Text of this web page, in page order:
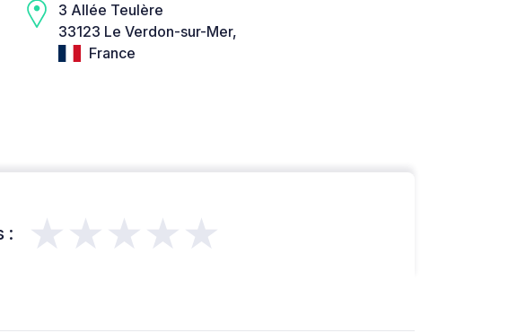
3 Allée Teulère
33123 Le Verdon-sur-Mer,
France
: ★★★★★